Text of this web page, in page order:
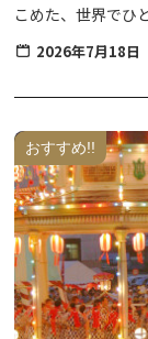
こめた、世界でひ
お願いごとはもち
好きな時間を選ん
い。
夏休み限定で、期
三佛堂も案内付で
学びも多い体験で
2026年7月18日
おすすめ!!